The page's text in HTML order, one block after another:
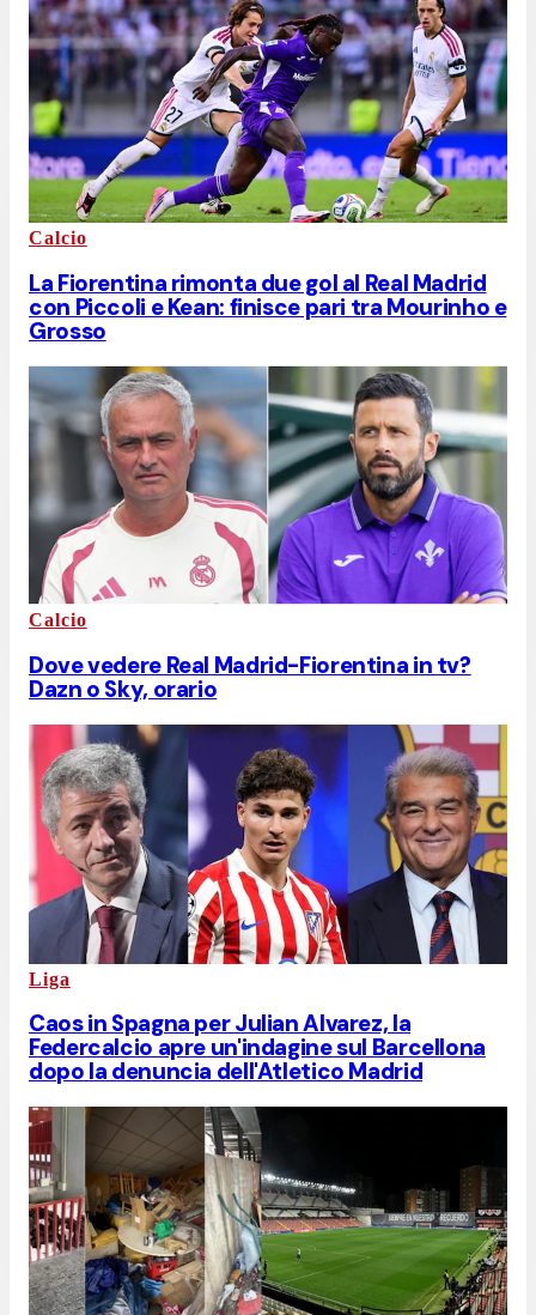
Calcio
La Fiorentina rimonta due gol al Real Madrid
con Piccoli e Kean: finisce pari tra Mourinho e
Grosso
Calcio
Dove vedere Real Madrid-Fiorentina in tv?
Dazn o Sky, orario
Liga
Caos in Spagna per Julian Alvarez, la
Federcalcio apre un'indagine sul Barcellona
dopo la denuncia dell'Atletico Madrid